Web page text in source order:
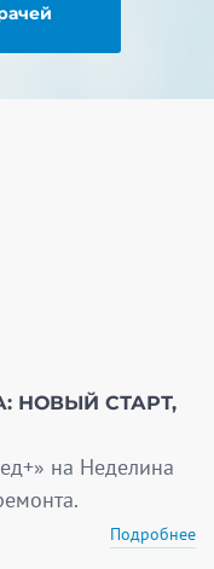
НОВЫЙ СТАРТ,
на Неделина
Подробнее